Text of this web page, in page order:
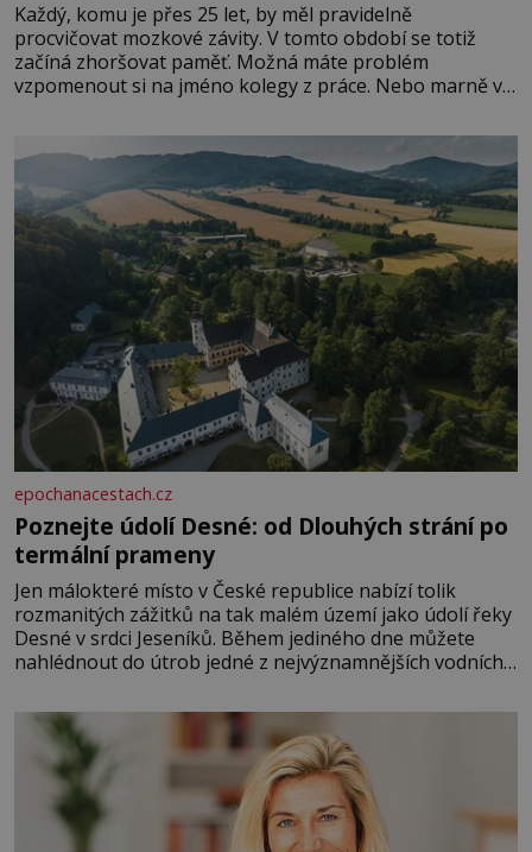
Každý, komu je přes 25 let, by měl pravidelně
procvičovat mozkové závity. V tomto období se totiž
začíná zhoršovat paměť. Možná máte problém
vzpomenout si na jméno kolegy z práce. Nebo marně v
Je to opravdu tak, s věkem jako kdyby se paměť
rozhodla stávkovat. Cvičte
epochanacestach.cz
Poznejte údolí Desné: od Dlouhých strání po
termální prameny
Jen málokteré místo v České republice nabízí tolik
rozmanitých zážitků na tak malém území jako údolí řeky
Desné v srdci Jeseníků. Během jediného dne můžete
nahlédnout do útrob jedné z nejvýznamnějších vodních
se na koloběžce a den zakončit poznáváním památek ve
Velkých Losinách nebo v termálním